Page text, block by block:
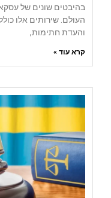
בהיבטים שונים של
העולם. שירותים אלו
והעדת חתימות,
קרא עוד »